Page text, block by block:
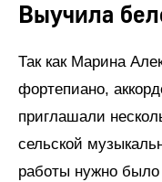
Выучила
Так как Марина
фортепиано,
приглашали
сельской
работы нужно